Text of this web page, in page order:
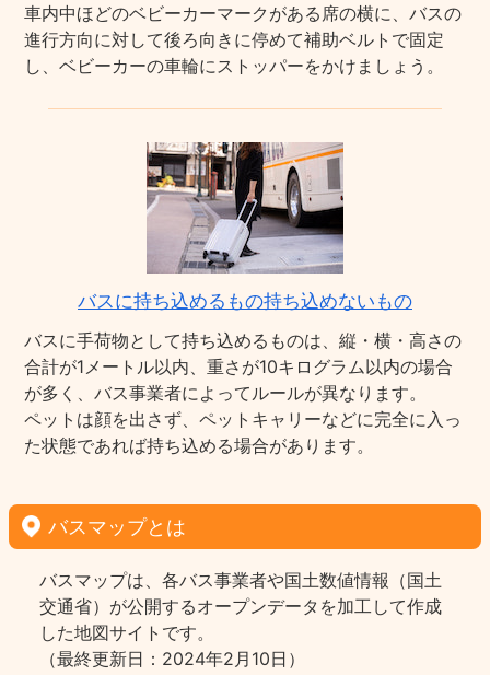
車内中ほどのベビーカーマークがある席の横に、バスの
進行方向に対して後ろ向きに停めて補助ベルトで固定
し、ベビーカーの車輪にストッパーをかけましょう。
バスに持ち込めるもの持ち込めないもの
バスに手荷物として持ち込めるものは、縦・横・高さの
合計が1メートル以内、重さが10キログラム以内の場合
が多く、バス事業者によってルールが異なります。
ペットは顔を出さず、ペットキャリーなどに完全に入っ
た状態であれば持ち込める場合があります。
バスマップとは
バスマップは、各バス事業者や国土数値情報（国土
交通省）が公開するオープンデータを加工して作成
した地図サイトです。
（最終更新日：2024年2月10日）